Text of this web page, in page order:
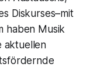
Diskurses–mit
haben Musik
aktuellen